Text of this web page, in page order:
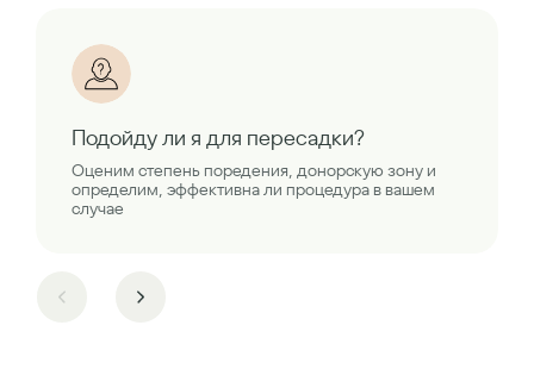
Подойду ли я для пересадки?
Оценим степень поредения, донорскую зону и
определим, эффективна ли процедура в вашем
случае